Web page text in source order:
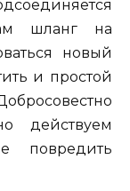
шланг на
новый
и простой
действуем
повредить